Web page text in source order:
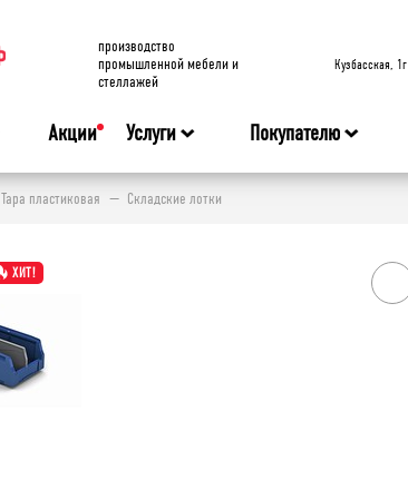
производство
промышленной мебели и
стеллажей
Кузбасская, 1г
Акции Услуги Покупателю
Тара пластиковая Складские лотки
ХИТ!